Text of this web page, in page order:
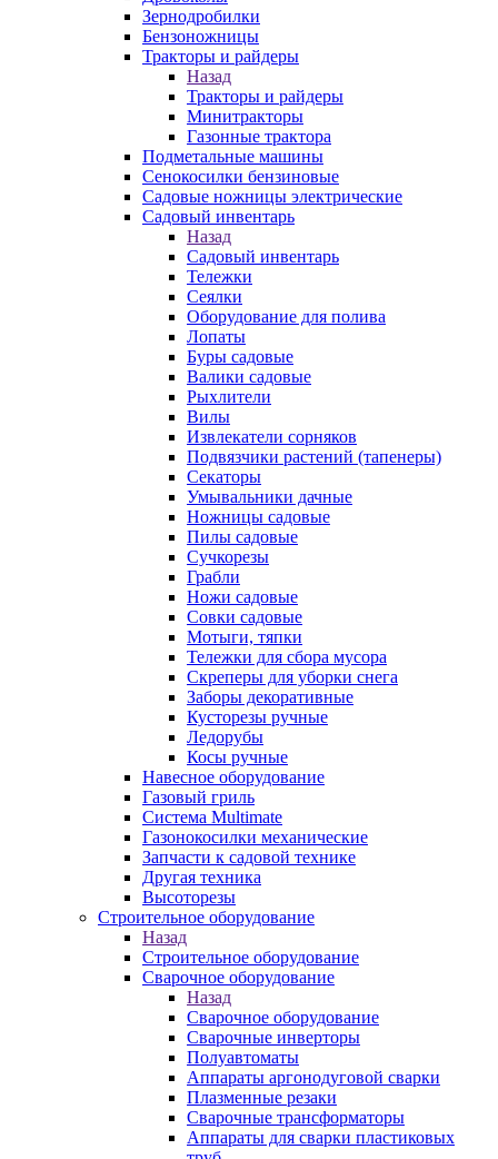
Зернодробилки
Бензоножницы
Тракторы и райдеры
Назад
Тракторы и райдеры
Минитракторы
Газонные трактора
Подметальные машины
Сенокосилки бензиновые
Садовые ножницы электрические
Садовый инвентарь
Назад
Садовый инвентарь
Тележки
Сеялки
Оборудование для полива
Лопаты
Буры садовые
Валики садовые
Рыхлители
Вилы
Извлекатели сорняков
Подвязчики растений (тапенеры)
Секаторы
Умывальники дачные
Ножницы садовые
Пилы садовые
Сучкорезы
Грабли
Ножи садовые
Совки садовые
Мотыги, тяпки
Тележки для сбора мусора
Скреперы для уборки снега
Заборы декоративные
Кусторезы ручные
Ледорубы
Косы ручные
Навесное оборудование
Газовый гриль
Система Multimate
Газонокосилки механические
Запчасти к садовой технике
Другая техника
Высоторезы
Строительное оборудование
Назад
Строительное оборудование
Сварочное оборудование
Назад
Сварочное оборудование
Сварочные инверторы
Полуавтоматы
Аппараты аргонодуговой сварки
Плазменные резаки
Сварочные трансформаторы
Аппараты для сварки пластиковых